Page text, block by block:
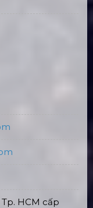
HCM cấp